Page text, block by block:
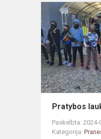
Pratybos
Paskelbta: 2024-
Kategorija: